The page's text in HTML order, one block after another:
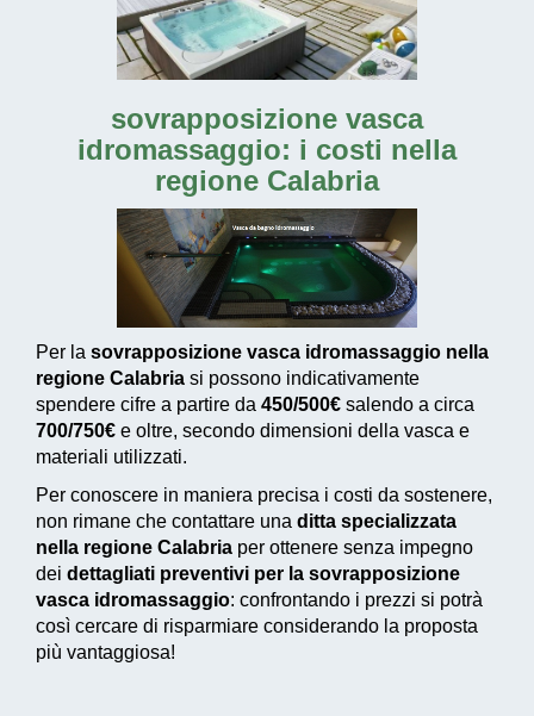
sovrapposizione vasca
idromassaggio: i costi nella
regione Calabria
Per la sovrapposizione vasca idromassaggio nella
regione Calabria si possono indicativamente
spendere cifre a partire da 450/500€ salendo a circa
700/750€ e oltre, secondo dimensioni della vasca e
materiali utilizzati.
Per conoscere in maniera precisa i costi da sostenere,
non rimane che contattare una ditta specializzata
nella regione Calabria per ottenere senza impegno
dei dettagliati preventivi per la sovrapposizione
vasca idromassaggio: confrontando i prezzi si potrà
così cercare di risparmiare considerando la proposta
più vantaggiosa!